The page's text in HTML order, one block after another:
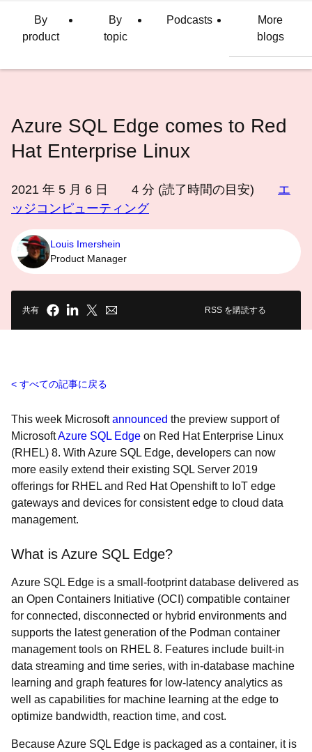
語
さ
By
product
By
topic
Podcasts
More
blogs
Azure SQL Edge comes to Red
Hat Enterprise Linux
2021 年 5 月 6 日 4 分 (読了時間の目安)
エ
ッジコンピューティング
Louis Imershein
Product Manager
共有 RSS を購読する
すべての記事に戻る
This week Microsoftannounced the preview support of
MicrosoftAzure SQL Edge on Red Hat Enterprise Linux
(RHEL) 8. With Azure SQL Edge, developers can now
more easily extend their existing SQL Server 2019
offerings for RHEL and Red Hat Openshift to IoT edge
gateways and devices for consistent edge to cloud data
management.
What is Azure SQL Edge?
Azure SQL Edge is a small-footprint database delivered as
an Open Containers Initiative (OCI) compatible container
for connected, disconnected or hybrid environments and
supports the latest generation of the Podman container
management tools on RHEL 8. Features include built-in
data streaming and time series, with in-database machine
learning and graph features for low-latency analytics as
well as capabilities for machine learning at the edge to
optimize bandwidth, reaction time, and cost.
Because Azure SQL Edge is packaged as a container, it is